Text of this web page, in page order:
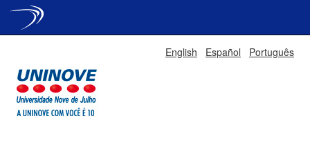
English Español Português